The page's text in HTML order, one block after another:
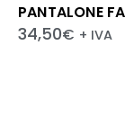
PANTALONE
34,50€ + IVA